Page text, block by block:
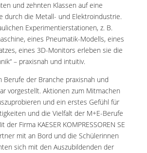
und zehnten Klassen auf eine
durch die Metall- und Elektroindustrie.
Experimentierstationen, z. B.
eines Pneumatik-Modells, eines
eines 3D-Monitors erleben sie die
– praxisnah und intuitiv.
Berufe der Branche praxisnah und
vorgestellt. Aktionen zum Mitmachen
und ein erstes Gefühl für
und die Vielfalt der M+E-Berufe
Firma KAESER KOMPRESSOREN SE
mit an Bord und die Schülerinnen
sich mit den Auszubildenden der